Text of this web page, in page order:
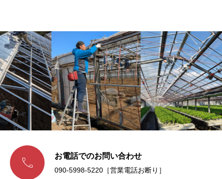
 お電話でのお問い合わせ
090-5998-5220［営業電話お断り］